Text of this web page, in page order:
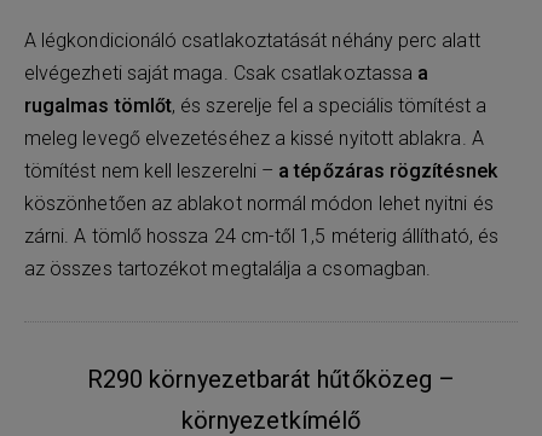
A légkondicionáló csatlakoztatását néhány perc alatt
elvégezheti saját maga. Csak csatlakoztassa a
rugalmas tömlőt, és szerelje fel a speciális tömítést a
meleg levegő elvezetéséhez a kissé nyitott ablakra. A
tömítést nem kell leszerelni – a tépőzáras rögzítésnek
köszönhetően az ablakot normál módon lehet nyitni és
zárni. A tömlő hossza 24 cm-től 1,5 méterig állítható, és
az összes tartozékot megtalálja a csomagban.
R290 környezetbarát hűtőközeg –
környezetkímélő